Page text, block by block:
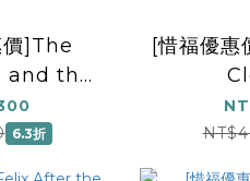
價]The
and the
6.3折
[惜福優